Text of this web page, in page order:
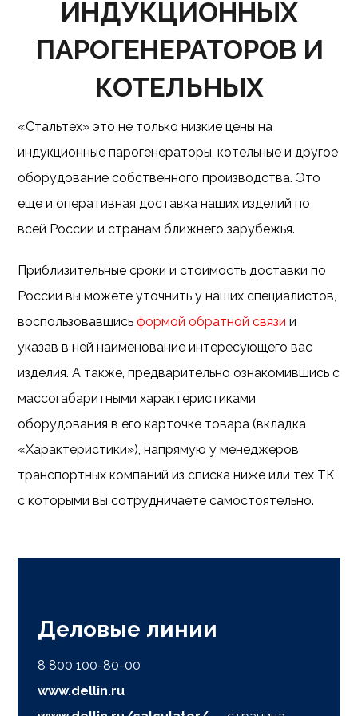
ИНДУКЦИОННЫХ
ПАРОГЕНЕРАТОРОВ И
КОТЕЛЬНЫХ
«Стальтех» это не только низкие цены на
индукционные парогенераторы, котельные и другое
оборудование собственного производства. Это
еще и оперативная доставка наших изделий по
всей России и странам ближнего зарубежья.
Приблизительные сроки и стоимость доставки по
России вы можете уточнить у наших специалистов,
воспользовавшисьформой обратной связи и
указав в ней наименование интересующего вас
изделия. А также, предварительно ознакомившись с
массогабаритными характеристиками
оборудования в его карточке товара (вкладка
«Характеристики»), напрямую у менеджеров
транспортных компаний из списка ниже или тех ТК
с которыми вы сотрудничаете самостоятельно.
Деловые линии
8 800 100-80-00
www.dellin.ru